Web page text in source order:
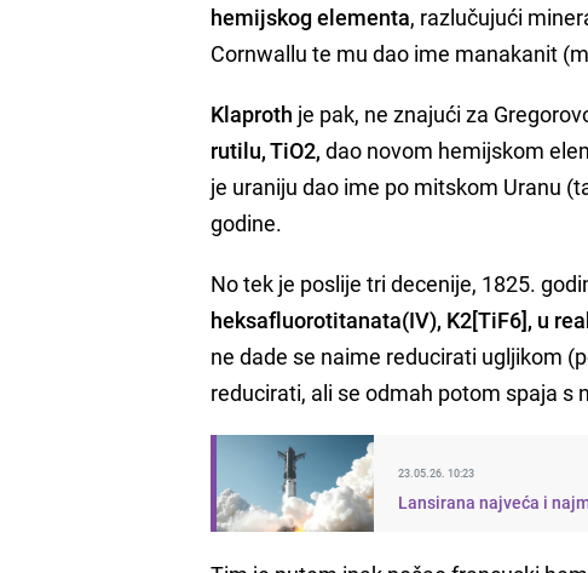
hemijskog elementa, razlučujući
Cornwallu te mu dao ime manakanit
Klaproth je pak, ne znajući za
rutilu, TiO2, dao novom hemijskom
je uraniju dao ime po mitskom Uranu
godine.
No tek je poslije tri decenije, 1825.
heksafluorotitanata(IV), K2[TiF6], u
ne dade se naime reducirati ugljikom
reducirati, ali se odmah potom spaja s
23.05.26. 10:23
Lansirana najveća i